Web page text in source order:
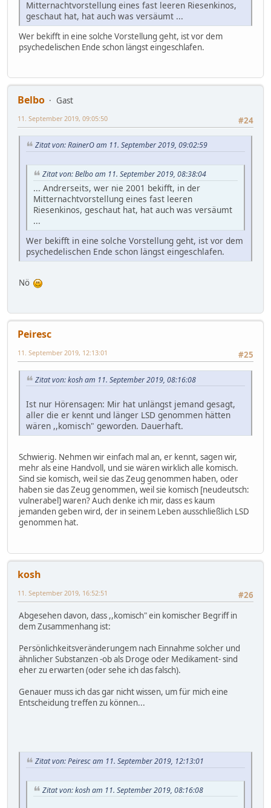
Mitternachtvorstellung eines fast leeren Riesenkinos,
geschaut hat, hat auch was versäumt ...
Wer bekifft in eine solche Vorstellung geht, ist vor dem
psychedelischen Ende schon längst eingeschlafen.
Belbo
Gast
#24
11. September 2019, 09:05:50
Zitat von: RainerO am 11. September 2019, 09:02:59
Zitat von: Belbo am 11. September 2019, 08:38:04
... Andrerseits, wer nie 2001 bekifft, in der
Mitternachtvorstellung eines fast leeren
Riesenkinos, geschaut hat, hat auch was versäumt
...
Wer bekifft in eine solche Vorstellung geht, ist vor dem
psychedelischen Ende schon längst eingeschlafen.
Nö
Peiresc
#25
11. September 2019, 12:13:01
Zitat von: kosh am 11. September 2019, 08:16:08
Ist nur Hörensagen: Mir hat unlängst jemand gesagt,
aller die er kennt und länger LSD genommen hätten
wären ,,komisch" geworden. Dauerhaft.
Schwierig. Nehmen wir einfach mal an, er kennt, sagen wir,
mehr als eine Handvoll, und sie wären wirklich alle komisch.
Sind sie komisch, weil sie das Zeug genommen haben, oder
haben sie das Zeug genommen, weil sie komisch [neudeutsch:
vulnerabel] waren? Auch denke ich mir, dass es kaum
jemanden geben wird, der in seinem Leben ausschließlich LSD
genommen hat.
kosh
#26
11. September 2019, 16:52:51
Abgesehen davon, dass ,,komisch" ein komischer Begriff in
dem Zusammenhang ist:
Persönlichkeitsveränderungem nach Einnahme solcher und
ähnlicher Substanzen -ob als Droge oder Medikament- sind
eher zu erwarten (oder sehe ich das falsch).
Genauer muss ich das gar nicht wissen, um für mich eine
Entscheidung treffen zu können...
Zitat von: Peiresc am 11. September 2019, 12:13:01
Zitat von: kosh am 11. September 2019, 08:16:08